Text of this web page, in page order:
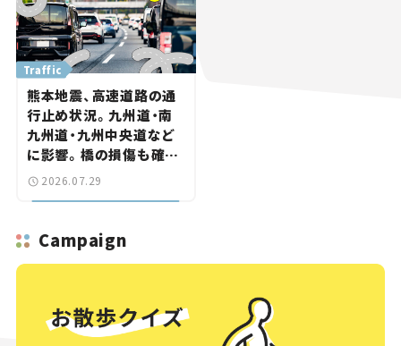
Traffic
熊本地震、高速道路の通
行止め状況。九州道・南
九州道・九州中央道など
に影響。橋の損傷も確認
【道路のニュース】
2026.07.29
Campaign